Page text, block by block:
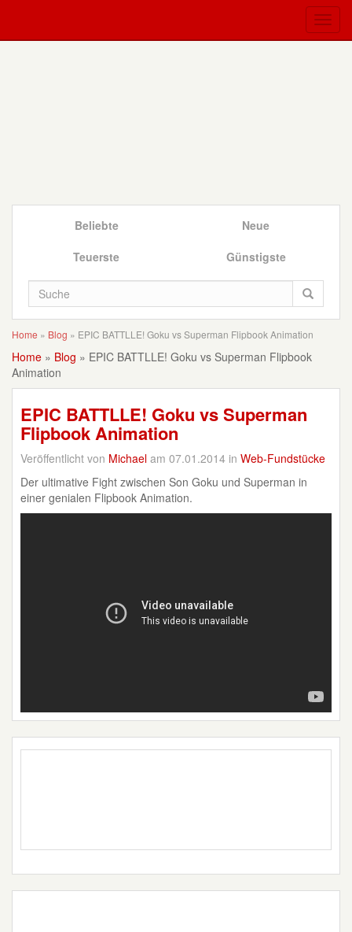
Beliebte
Neue
Teuerste
Günstigste
Home » Blog » EPIC BATTLLE! Goku vs Superman Flipbook Animation
Home » Blog » EPIC BATTLLE! Goku vs Superman Flipbook
Animation
EPIC BATTLLE! Goku vs Superman
Flipbook Animation
Veröffentlicht von Michael am 07.01.2014 in Web-Fundstücke
Der ultimative Fight zwischen Son Goku und Superman in
einer genialen Flipbook Animation.